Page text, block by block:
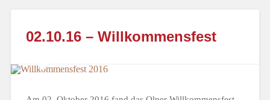
02.10.16 – Willkommensfest